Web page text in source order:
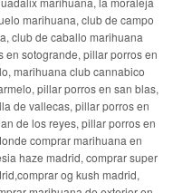
marihuana, club de campo
club de caballo marihuana
sotogrande, pillar porros en
marihuana club cannabico
pillar porros en san blas,
de vallecas, pillar porros en
de los reyes, pillar porros en
comprar marihuana en
haze madrid, comprar super
og kush madrid,